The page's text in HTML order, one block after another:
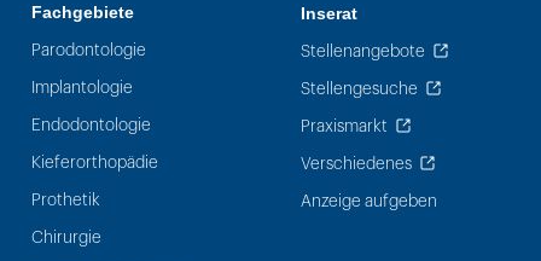
Fachgebiete
Parodontologie
Implantologie
Endodontologie
Kieferorthopädie
Prothetik
Chirurgie
Inserat
Stellenangebote
Stellengesuche
Praxismarkt
Verschiedenes
Anzeige aufgeben